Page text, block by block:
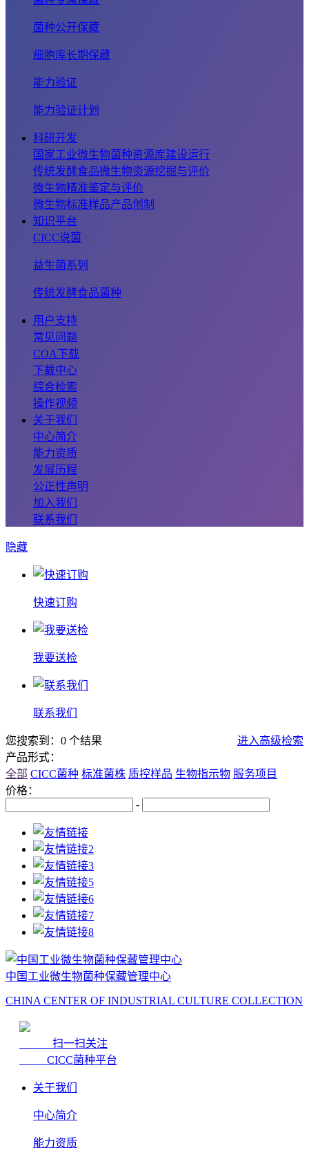
菌种公开保藏
细胞库长期保藏
能力验证
能力验证计划
科研开发
国家工业微生物菌种资源库建设运行
传统发酵食品微生物资源挖掘与评价
微生物精准鉴定与评价
微生物标准样品产品创制
知识平台
CICC说菌
益生菌系列
传统发酵食品菌种
用户支持
常见问题
COA下载
下载中心
综合检索
操作视频
关于我们
中心简介
能力资质
发展历程
公正性声明
加入我们
联系我们
隐藏
快速订购
我要送检
联系我们
您搜索到：0 个结果
进入高级检索
产品形式：
全部 CICC菌种 标准菌株 质控样品 生物指示物 服务项目
价格：
-
中国工业微生物菌种保藏管理中心
CHINA CENTER OF INDUSTRIAL CULTURE COLLECTION
扫一扫关注
CICC菌种平台
关于我们
中心简介
能力资质